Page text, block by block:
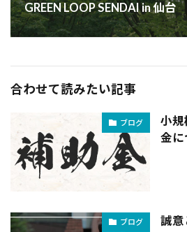
GREEN LOOP SENDAI in 仙台
合わせて読みたい記事
ブログ
小規
金に
ブログ
誠意